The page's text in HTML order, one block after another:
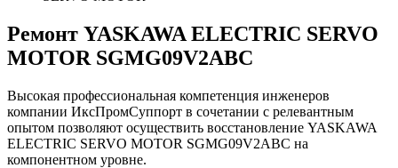
Ремонт YASKAWA ELECTRIC SERVO
MOTOR SGMG09V2ABC
Высокая профессиональная компетенция инженеров
компании ИксПромСуппорт в сочетании с релевантным
опытом позволяют осуществить восстановление YASKAWA
ELECTRIC SERVO MOTOR SGMG09V2ABC на
компонентном уровне.